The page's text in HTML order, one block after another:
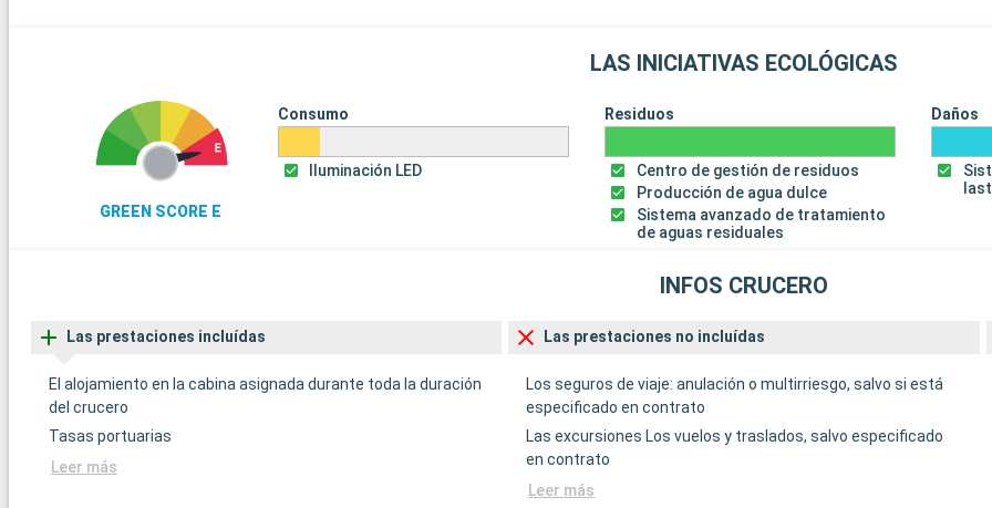
LAS INICIATIVAS ECOLÓGICAS
GREEN SCORE E
Consumo
Iluminación LED
Residuos
Centro de gestión de residuos
Producción de agua dulce
Sistema avanzado de tratamiento
de aguas residuales
Daños
INFOS CRUCERO
Las prestaciones incluídas
El alojamiento en la cabina asignada durante toda la duración
del crucero
Tasas portuarias
Leer más
Las prestaciones no incluídas
Los seguros de viaje: anulación o multirriesgo, salvo si está
especificado en contrato
Las excursiones Los vuelos y traslados, salvo especificado
en contrato
Leer más